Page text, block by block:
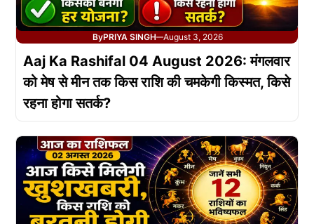
ByPRIYA SINGH—August 3, 2026
Aaj Ka Rashifal 04 August 2026: मंगलवार
को मेष से मीन तक किस राशि की चमकेगी किस्मत, किसे
रहना होगा सतर्क?